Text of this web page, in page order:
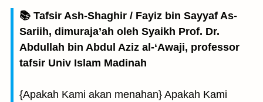
📚 Tafsir Ash-Shaghir / Fayiz bin Sayyaf As-
Sariih, dimuraja’ah oleh Syaikh Prof. Dr.
Abdullah bin Abdul Aziz al-‘Awaji, professor
tafsir Univ Islam Madinah
{Apakah Kami akan menahan} Apakah Kami